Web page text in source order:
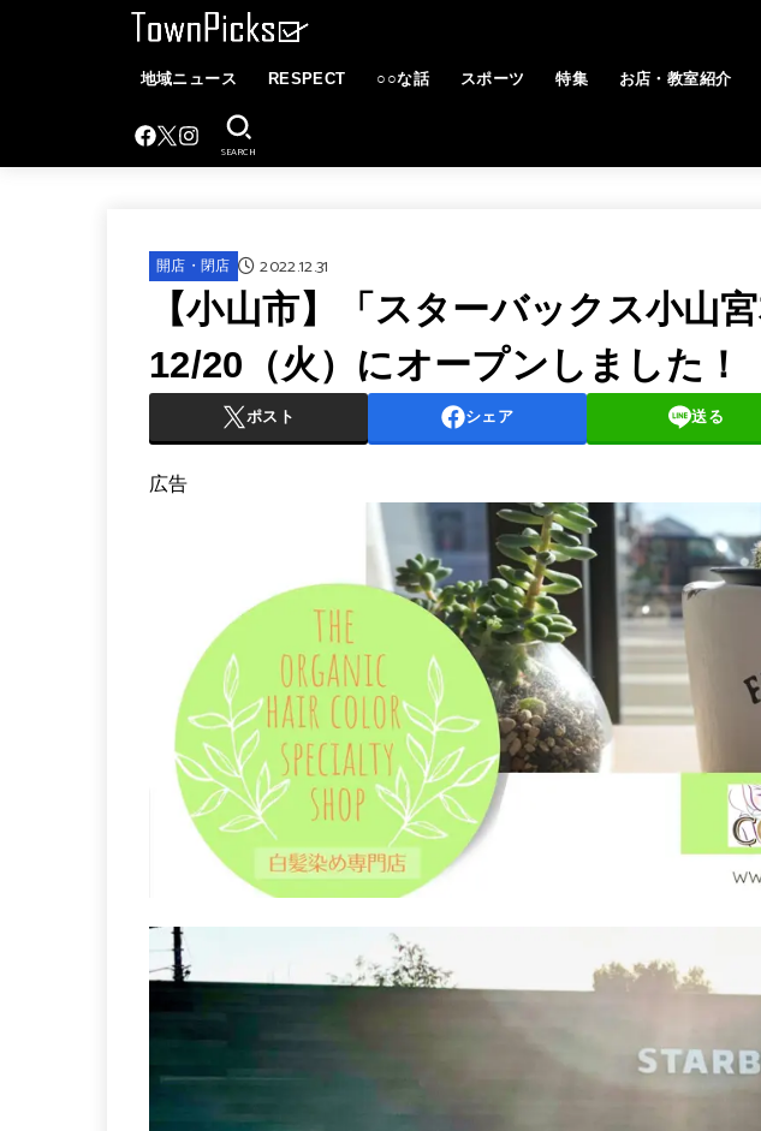
地域ニュース RESPECT ○○な話 スポーツ 特集 お店・教室紹介
SEARCH
開店・閉店 2022.12.31
【小山市】「スターバックス小山
12/20（火）にオープンしました！
ポスト シェア 送る
広告